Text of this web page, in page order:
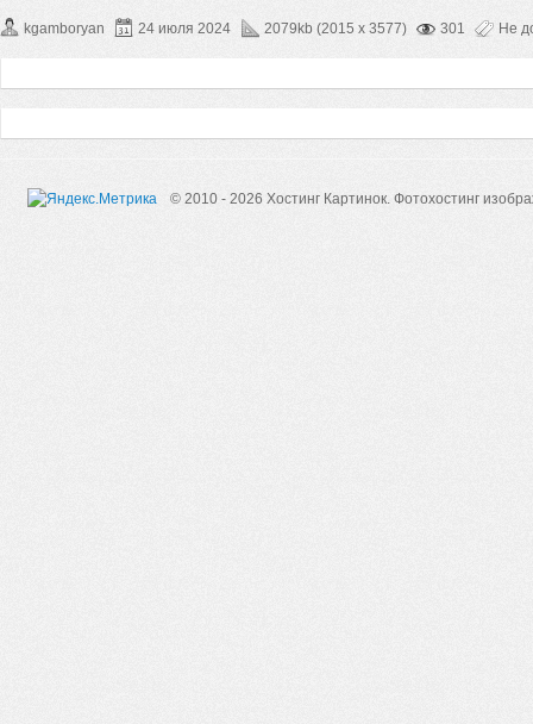
kgamboryan 24 июля 2024 2079kb (2015 x 3577) 301 Не
© 2010 - 2026 Хостинг Картинок. Фотохостинг